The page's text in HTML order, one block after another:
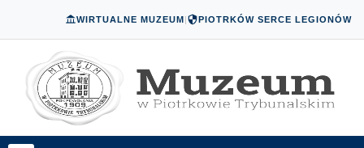
WIRTUALNE MUZEUM| PIOTRKÓW SERCE LEGIONÓW